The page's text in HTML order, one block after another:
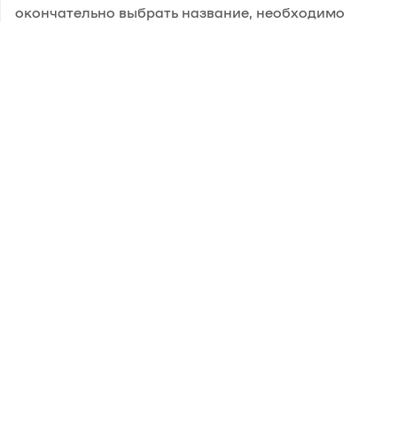
окончательно выбрать название, необходимо